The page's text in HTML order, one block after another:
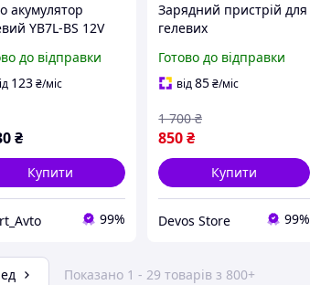
акумулятор
YB7L-BS 12V
мопеда,
до відправки
123₴/міс
₴
Купити
99%
Зарядний пристрій для
гелевих
Зарядний пристрій для
заряджання
акумулятора (12V/5-6A),
UTI
Готово до відправки
від85₴/міс
850₴
1 700 ₴
Купити
Devos Store 99%
Показано 1 - 29 товарів з 800+